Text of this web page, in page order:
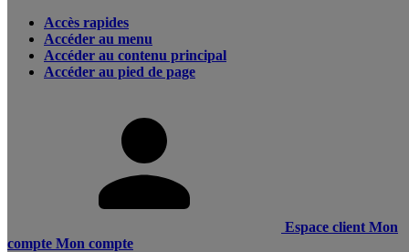
Accès rapides
Accéder au menu
Accéder au contenu principal
Accéder au pied de page
Espace client Mon
compte Mon compte